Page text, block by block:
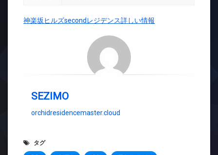
神楽坂ヒルズsecondレジデンス詳しい情報
SEZIMO
orchidresidencemaster.cloud
タグ